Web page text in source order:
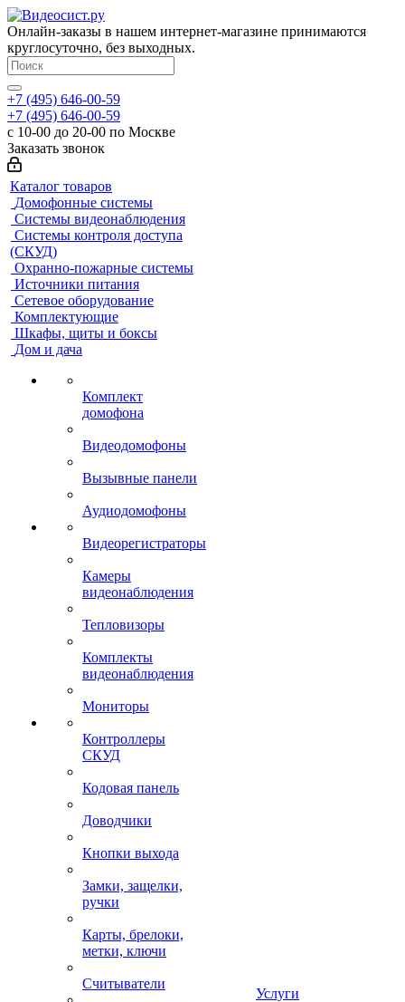
Онлайн-заказы в нашем интернет-магазине принимаются
круглосуточно, без выходных.
+7 (495) 646-00-59
+7 (495) 646-00-59
с 10-00 до 20-00 по Москве
Заказать звонок
Каталог товаров
Домофонные системы
Системы видеонаблюдения
Системы контроля доступа
(СКУД)
Охранно-пожарные системы
Источники питания
Сетевое оборудование
Комплектующие
Шкафы, щиты и боксы
Дом и дача
Комплект
домофона
Видеодомофоны
Вызывные панели
Аудиодомофоны
Видеорегистраторы
Камеры
видеонаблюдения
Тепловизоры
Комплекты
видеонаблюдения
Мониторы
Контроллеры
СКУД
Кодовая панель
Доводчики
Кнопки выхода
Замки, защелки,
ручки
Карты, брелоки,
метки, ключи
Считыватели
Услуги